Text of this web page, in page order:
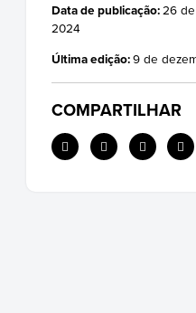
Data de publicação:26
2024
Última edição:9 de
COMPARTILHAR